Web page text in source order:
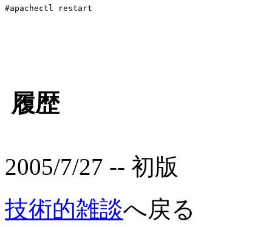
履歴
2005/7/27 -- 初版
技術的雑談へ戻る